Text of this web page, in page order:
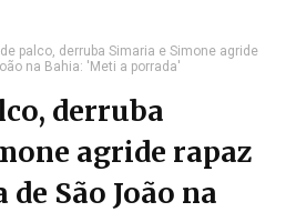
palco, derruba Simaria e Simone agride
na Bahia: 'Meti a porrada'
derruba
agride rapaz
São João na